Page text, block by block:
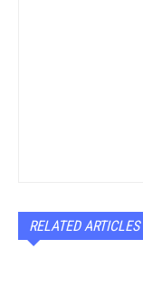
RELATED ARTICLES